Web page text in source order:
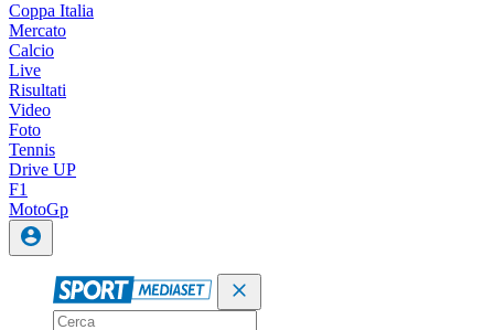
Coppa Italia
Mercato
Calcio
Live
Risultati
Video
Foto
Tennis
Drive UP
F1
MotoGp